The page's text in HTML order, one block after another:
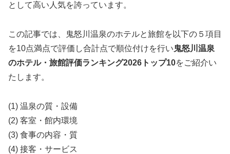
として高い人気を誇っています。
この記事では、鬼怒川温泉のホテルと旅館を以下の５項目
を10点満点で評価し合計点で順位付けを行い鬼怒川温泉
のホテル・旅館評価ランキング2026トップ10をご紹介い
たします。
(1) 温泉の質・設備
(2) 客室・館内環境
(3) 食事の内容・質
(4) 接客・サービス